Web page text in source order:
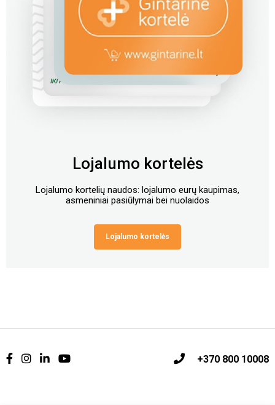
Lojalumo kortelės
Lojalumo kortelių naudos: lojalumo eurų kaupimas,
asmeniniai pasiūlymai bei nuolaidos
Lojalumo kortelės
+370 800 10008